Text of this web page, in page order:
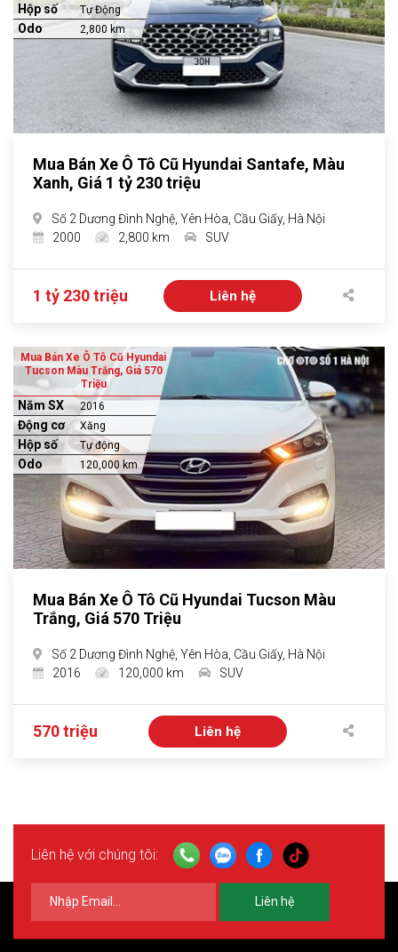
Hộp số Tự Động
Odo 2,800 km
Mua Bán Xe Ô Tô Cũ Hyundai Santafe, Màu
Xanh, Giá 1 tỷ 230 triệu
Số 2 Dương Đình Nghệ, Yên Hòa, Cầu Giấy, Hà Nội
2000
2,800 km SUV
1 tỷ 230 triệu Liên hệ
Mua Bán Xe Ô Tô Cũ Hyundai
Tucson Màu Trắng, Giá 570
Triệu
Năm SX 2016
Động cơ Xăng
Hộp số Tự động
Odo 120,000 km
Mua Bán Xe Ô Tô Cũ Hyundai Tucson Màu
Trắng, Giá 570 Triệu
Số 2 Dương Đình Nghệ, Yên Hòa, Cầu Giấy, Hà Nội
2016
120,000 km SUV
570 triệu Liên hệ
Liên hệ với chúng tôi:
Liên hệ